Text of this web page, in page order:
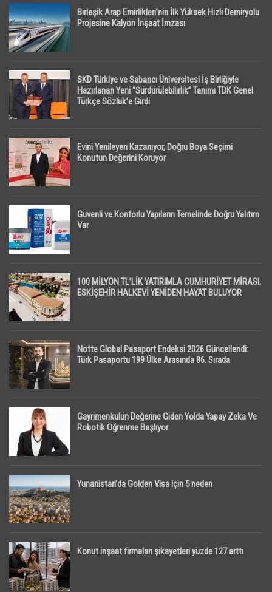
Birleşik Arap Emirlikleri’nin İlk Yüksek Hızlı Demiryolu
Projesine Kalyon İnşaat İmzası
SKD Türkiye ve Sabancı Üniversitesi İş Birliğiyle
Hazırlanan Yeni “Sürdürülebilirlik” Tanımı TDK Genel
Türkçe Sözlük’e Girdi
Evini Yenileyen Kazanıyor, Doğru Boya Seçimi
Konutun Değerini Koruyor
Güvenli ve Konforlu Yapıların Temelinde Doğru Yalıtım
Var
100 MİLYON TL’LİK YATIRIMLA CUMHURİYET MİRASI,
ESKİŞEHİR HALKEVİ YENİDEN HAYAT BULUYOR
Notte Global Pasaport Endeksi 2026 Güncellendi:
Türk Pasaportu 199 Ülke Arasında 86. Sırada
Gayrimenkulün Değerine Giden Yolda Yapay Zeka Ve
Robotik Öğrenme Başlıyor
Yunanistan’da Golden Visa için 5 neden
Konut inşaat firmaları şikayetleri yüzde 127 arttı